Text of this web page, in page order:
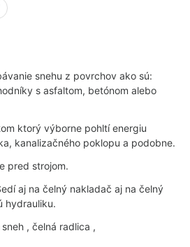
snehu z povrchov ako sú:
s asfaltom, betónom alebo
ktorý výborne pohltí energiu
kanalizačného poklopu a podobne.
pred strojom.
aj na čelný nakladač aj na čelný
hydrauliku.
, čelná radlica ,